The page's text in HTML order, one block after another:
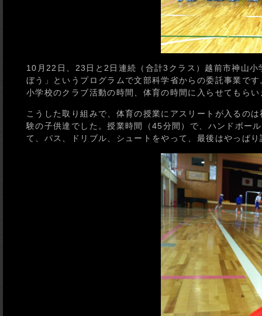
10月22日、23日と2日連続（合計3クラス）越前市神山
ぼう」というプログラムで文部科学省からの委託事業で
小学校のクラブ活動の時間、体育の時間に入らせてもらい
こうした取り組みで、体育の授業にアスリートが入るの
験の子供達でした。授業時間（45分間）で、ハンドボー
て、パス、ドリブル、シュートをやって、最後はやっぱ